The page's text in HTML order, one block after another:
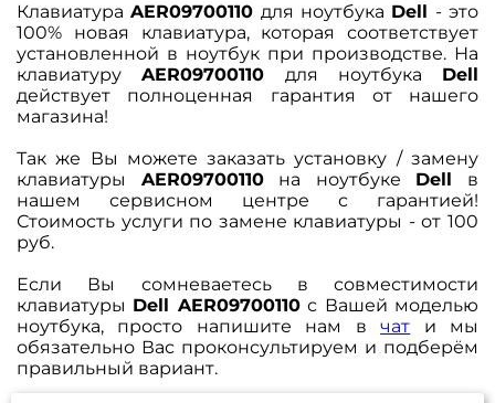
КлавиатураAER09700110 для ноутбука Dell - это
100% новая клавиатура, которая соответствует
установленной в ноутбук при производстве. На
клавиатуруAER09700110 для ноутбука Dell
действует полноценная гарантия от нашего
магазина!
Так же Вы можете заказать установку / замену
клавиатуры AER09700110на ноутбуке Dell
в
нашем сервисном центре с гарантией!
Стоимость услуги по замене клавиатуры - от 100
руб.
Если Вы сомневаетесь в совместимости
клавиатуры Dell AER09700110с Вашей моделью
ноутбука, просто напишите нам вчат и мы
обязательно Вас проконсультируем и подберём
правильный вариант.